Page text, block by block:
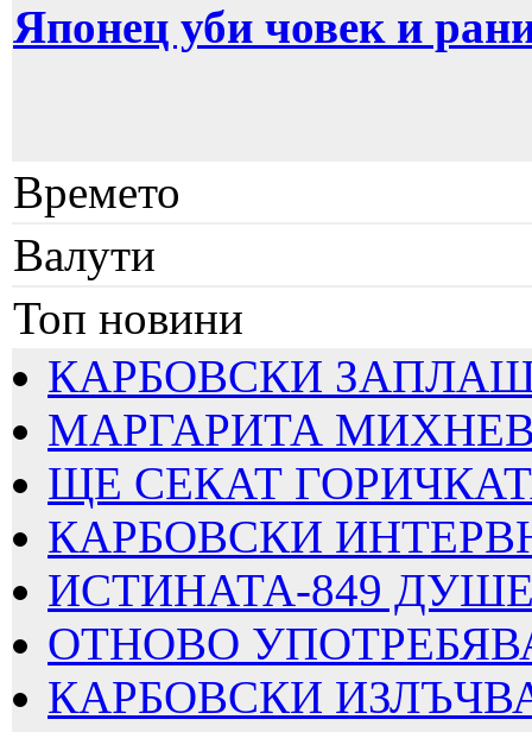
Японец уби човек и
Времето
Валути
Топ новини
КАРБОВСКИ
МАРГАРИТА
ЩЕ СЕКАТ
КАРБОВСКИ
ИСТИНАТА-849
ОТНОВО
КАРБОВСКИ